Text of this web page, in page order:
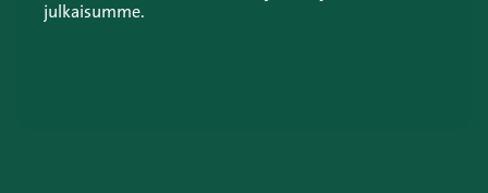
julkaisumme.